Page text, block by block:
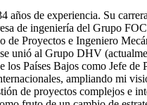
años de experiencia. Su
de ingeniería del Grupo
de Proyectos e Ingeniero
unió al Grupo DHV
los Países Bajos como Jefe de
ampliando mi
de proyectos complejos e